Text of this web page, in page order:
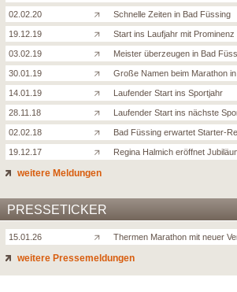
02.02.20 Schnelle Zeiten in Bad Füssing
19.12.19 Start ins Laufjahr mit Prominenz
03.02.19 Meister überzeugen in Bad
30.01.19 Große Namen beim Marathon
14.01.19 Laufender Start ins Sportjahr
28.11.18 Laufender Start ins nächste
02.02.18 Bad Füssing erwartet Starter-
19.12.17 Regina Halmich eröffnet
weitere Meldungen
PRESSETICKER
15.01.26 Thermen Marathon mit neuer
weitere Pressemeldungen